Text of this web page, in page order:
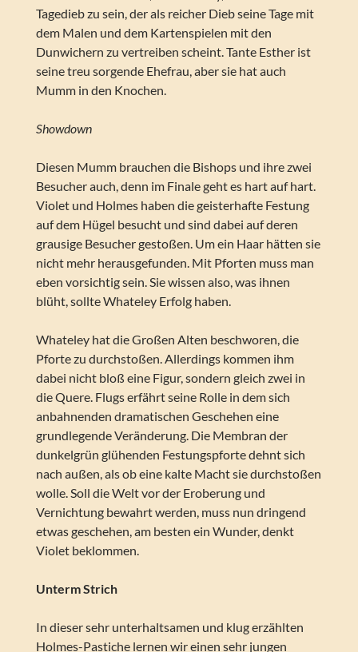
Tagedieb zu sein, der als reicher Dieb seine Tage mit
dem Malen und dem Kartenspielen mit den
Dunwichern zu vertreiben scheint. Tante Esther ist
seine treu sorgende Ehefrau, aber sie hat auch
Mumm in den Knochen.
Showdown
Diesen Mumm brauchen die Bishops und ihre zwei
Besucher auch, denn im Finale geht es hart auf hart.
Violet und Holmes haben die geisterhafte Festung
auf dem Hügel besucht und sind dabei auf deren
grausige Besucher gestoßen. Um ein Haar hätten sie
nicht mehr herausgefunden. Mit Pforten muss man
eben vorsichtig sein. Sie wissen also, was ihnen
blüht, sollte Whateley Erfolg haben.
Whateley hat die Großen Alten beschworen, die
Pforte zu durchstoßen. Allerdings kommen ihm
dabei nicht bloß eine Figur, sondern gleich zwei in
die Quere. Flugs erfährt seine Rolle in dem sich
anbahnenden dramatischen Geschehen eine
grundlegende Veränderung. Die Membran der
dunkelgrün glühenden Festungspforte dehnt sich
nach außen, als ob eine kalte Macht sie durchstoßen
wolle. Soll die Welt vor der Eroberung und
Vernichtung bewahrt werden, muss nun dringend
etwas geschehen, am besten ein Wunder, denkt
Violet beklommen.
Unterm Strich
In dieser sehr unterhaltsamen und klug erzählten
Holmes-Pastiche lernen wir einen sehr jungen